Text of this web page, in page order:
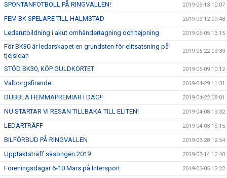
SPONTANFOTBOLL PÅ RINGVALLEN! 2019-06-13 10:07
FEM BK SPELARE TILL HALMSTAD 2019-06-12 09:48
Ledarutbildning i akut omhändertagning och tejpning 2019-06-05 13:15
För BK30 är ledarskapet en grundsten för elitsatsning på
tjejsidan
2019-05-22 09:39
STÖD BK30, KÖP GULDKORTET 2019-05-09 10:12
Valborgsfirande 2019-04-29 11:31
DUBBLA HEMMAPREMIÄR I DAG!! 2019-04-22 08:01
NU STARTAR VI RESAN TILLBAKA TILL ELITEN! 2019-04-08 19:32
LEDARTRÄFF 2019-04-03 19:15
BILFÖRBUD PÅ RINGVALLEN 2019-03-28 12:54
Upptaktsträff säsongen 2019 2019-03-14 12:40
Föreningsdagar 6-10 Mars på Intersport 2019-03-05 13:22